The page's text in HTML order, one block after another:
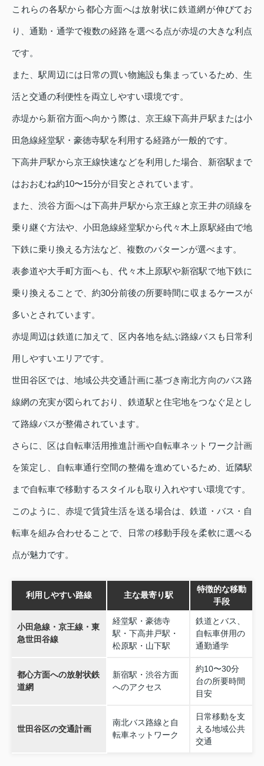
これらの各駅から都心方面へは放射状に鉄道網が伸びてお
り、通勤・通学で複数の経路を選べる点が赤堤の大きな利点
です。
また、駅周辺には日常の買い物施設も集まっているため、生
活と交通の利便性を両立しやすい環境です。
赤堤から新宿方面へ向かう際は、京王線下高井戸駅または小
田急線経堂駅・豪徳寺駅を利用する経路が一般的です。
下高井戸駅から京王線快速などを利用した場合、新宿駅まで
はおおむね約10〜15分が目安とされています。
また、渋谷方面へは下高井戸駅から京王線と京王井の頭線を
乗り継ぐ方法や、小田急線経堂駅から代々木上原駅経由で地
下鉄に乗り換える方法など、複数のパターンが選べます。
表参道や大手町方面へも、代々木上原駅や新宿駅で地下鉄に
乗り換えることで、約30分前後の所要時間に収まるケースが
多いとされています。
赤堤周辺は鉄道に加えて、区内各地を結ぶ路線バスも日常利
用しやすいエリアです。
世田谷区では、地域公共交通計画に基づき南北方向のバス路
線網の充実が図られており、鉄道駅と住宅地をつなぐ足とし
て路線バスが整備されています。
さらに、区は自転車活用推進計画や自転車ネットワーク計画
を策定し、自転車通行空間の整備を進めているため、近隣駅
まで自転車で移動するスタイルも取り入れやすい環境です。
このように、赤堤で賃貸生活を送る場合は、鉄道・バス・自
転車を組み合わせることで、日常の移動手段を柔軟に選べる
点が魅力です。
利用しやすい路線 主な最寄り駅
特徴的な移動
手段
小田急線・京王線・東
急世田谷線
経堂駅・豪徳寺
駅・下高井戸駅・
松原駅・山下駅
鉄道とバス、
自転車併用の
通勤通学
都心方面への放射状鉄
道網
新宿駅・渋谷方面
へのアクセス
約10〜30分
台の所要時間
目安
世田谷区の交通計画
南北バス路線と自
転車ネットワーク
日常移動を支
える地域公共
交通